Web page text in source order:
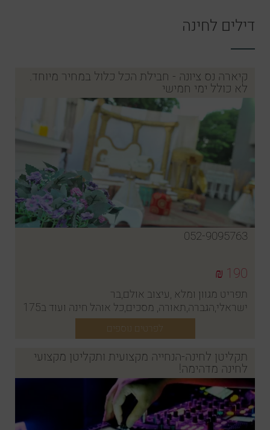
דילים לחינה
קיארה נס ציונה - חבילת הכל כלול במחיר מיוחד.
לא כולל ימי חמישי
052-9095763
190 ₪
תפריט מגוון ומלא ,עיצוב אולם,בר
ישראלי,הגברה,תאורה, מסכים,כל אוהל חינה ועוד ב175
לפרטים נוספים
תקליטן לחינה-הנחייה מקצועית ותקליטן מקצועי
לחינה מדהימה!